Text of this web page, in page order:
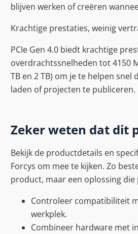
blijven werken of creëren
Krachtige prestaties, weinig
PCIe Gen 4.0 biedt krachtige
overdrachtssnelheden tot 4150
TB en 2 TB) om je te helpen snel
laden of projecten te publiceren.
Zeker weten dat dit
Bekijk de productdetails en
Forcys om mee te kijken. Zo
product, maar een oplossing die
Controleer compatibiliteit
werkplek.
Combineer hardware met